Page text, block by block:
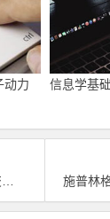
力
信息学基础
施普林格·